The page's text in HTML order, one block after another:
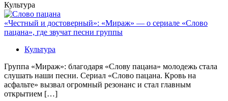
Культура
«Честный и достоверный»: «Мираж» — о сериале «Слово
пацана», где звучат песни группы
Культура
Группа «Мираж»: благодаря «Слову пацана» молодежь стала
слушать наши песни. Сериал «Слово пацана. Кровь на
асфальте» вызвал огромный резонанс и стал главным
открытием […]